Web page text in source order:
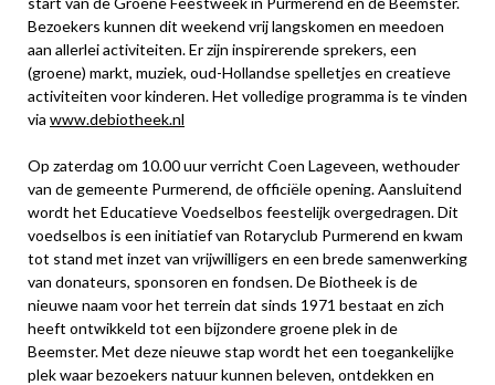
Bezoekers kunnen dit weekend vrij langskomen en meedoen
aan allerlei activiteiten. Er zijn inspirerende sprekers, een
(groene) markt, muziek, oud-Hollandse spelletjes en creatieve
activiteiten voor kinderen. Het volledige programma is te vinden
via www.debiotheek.nl
Op zaterdag om 10.00 uur verricht Coen Lageveen, wethouder
van de gemeente Purmerend, de officiële opening. Aansluitend
wordt het Educatieve Voedselbos feestelijk overgedragen. Dit
voedselbos is een initiatief van Rotaryclub Purmerend en kwam
tot stand met inzet van vrijwilligers en een brede samenwerking
van donateurs, sponsoren en fondsen. De Biotheek is de
nieuwe naam voor het terrein dat sinds 1971 bestaat en zich
heeft ontwikkeld tot een bijzondere groene plek in de
Beemster. Met deze nieuwe stap wordt het een toegankelijke
plek waar bezoekers natuur kunnen beleven, ontdekken en